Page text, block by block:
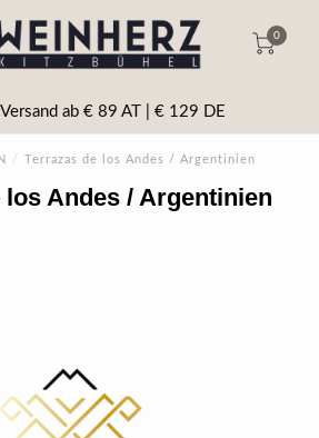
0
Versand ab € 89 AT | € 129 DE
/ Terrazas de los Andes / Argentinien
los Andes / Argentinien